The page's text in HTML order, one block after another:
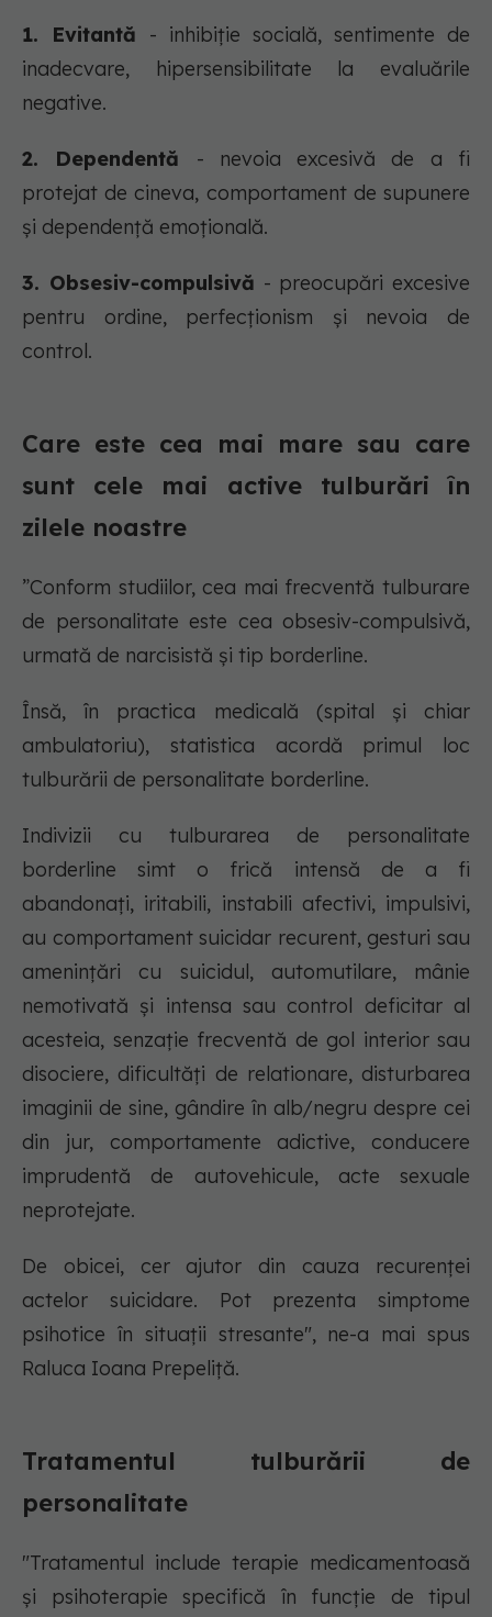
1. Evitantă - inhibiție socială, sentimente de
inadecvare, hipersensibilitate la evaluările
negative.
2. Dependentă - nevoia excesivă de a fi
protejat de cineva, comportament de supunere
și dependență emoțională.
3. Obsesiv-compulsivă - preocupări excesive
pentru ordine, perfecționism și nevoia de
control.
Care este cea mai mare sau care
sunt cele mai active tulburări în
zilele noastre
”Conform studiilor, cea mai frecventă tulburare
de personalitate este cea obsesiv-compulsivă,
urmată de narcisistă și tip borderline.
Însă, în practica medicală (spital și chiar
ambulatoriu), statistica acordă primul loc
tulburării de personalitate borderline.
Indivizii cu tulburarea de personalitate
borderline simt o frică intensă de a fi
abandonați, iritabili, instabili afectivi, impulsivi,
au comportament suicidar recurent, gesturi sau
amenințări cu suicidul, automutilare, mânie
nemotivată și intensa sau control deficitar al
acesteia, senzație frecventă de gol interior sau
disociere, dificultăți de relationare, disturbarea
imaginii de sine, gândire în alb/negru despre cei
din jur, comportamente adictive, conducere
imprudentă de autovehicule, acte sexuale
neprotejate.
De obicei, cer ajutor din cauza recurenței
actelor suicidare. Pot prezenta simptome
psihotice în situații stresante", ne-a mai spus
Raluca Ioana Prepeliță.
Tratamentul tulburării de
personalitate
"Tratamentul include terapie medicamentoasă
și psihoterapie specifică în funcție de tipul